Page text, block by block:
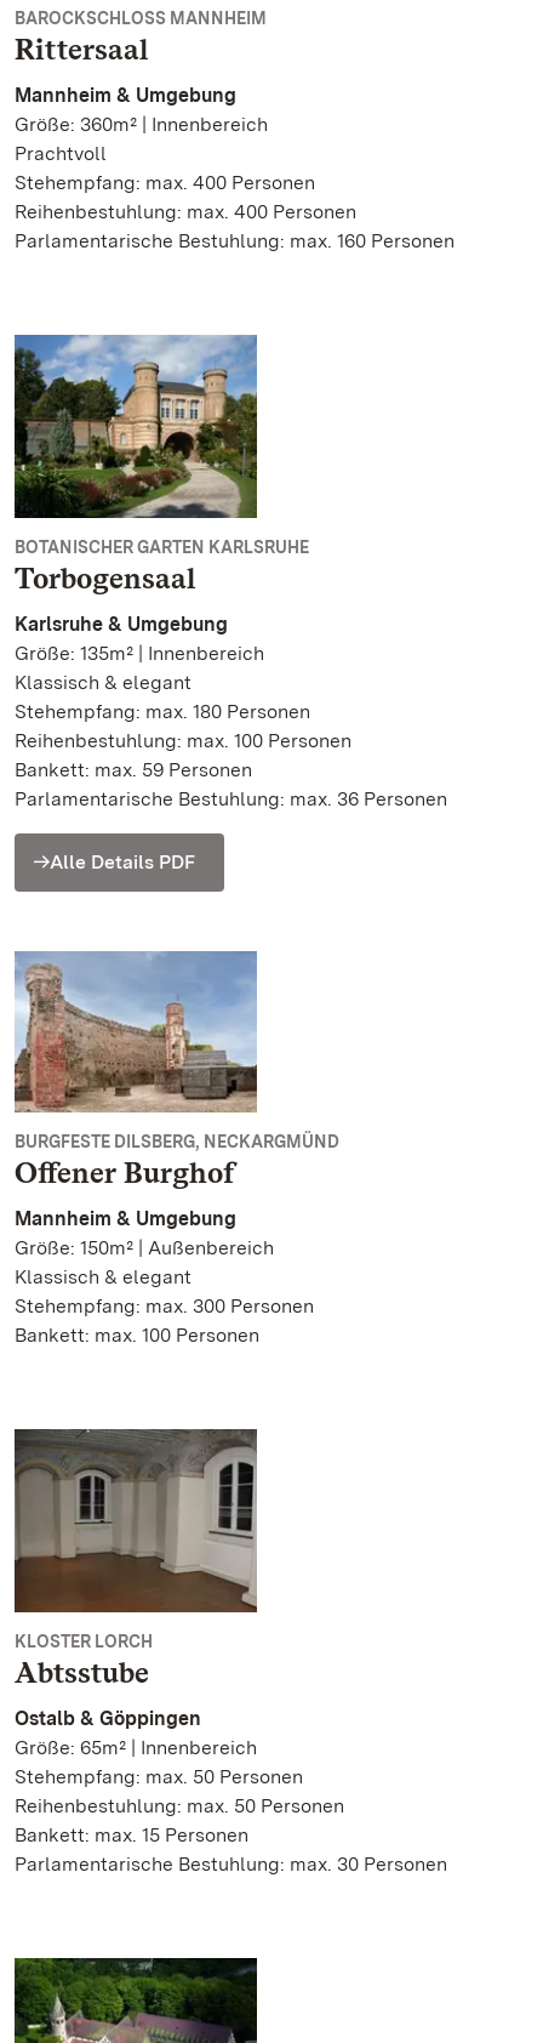
BAROCKSCHLOSS MANNHEIM
Rittersaal
Mannheim & Umgebung
Größe: 360m² | Innenbereich
Prachtvoll
Stehempfang: max. 400 Personen
Reihenbestuhlung: max. 400 Personen
Parlamentarische Bestuhlung: max. 160 Personen
BOTANISCHER GARTEN KARLSRUHE
Torbogensaal
Karlsruhe & Umgebung
Größe: 135m² | Innenbereich
Klassisch & elegant
Stehempfang: max. 180 Personen
Reihenbestuhlung: max. 100 Personen
Bankett: max. 59 Personen
Parlamentarische Bestuhlung: max. 36 Personen
Alle Details PDF
BURGFESTE DILSBERG, NECKARGMÜND
Offener Burghof
Mannheim & Umgebung
Größe: 150m² | Außenbereich
Klassisch & elegant
Stehempfang: max. 300 Personen
Bankett: max. 100 Personen
KLOSTER LORCH
Abtsstube
Ostalb & Göppingen
Größe: 65m² | Innenbereich
Stehempfang: max. 50 Personen
Reihenbestuhlung: max. 50 Personen
Bankett: max. 15 Personen
Parlamentarische Bestuhlung: max. 30 Personen